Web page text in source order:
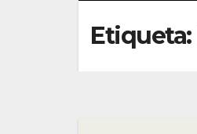
Etiqueta: